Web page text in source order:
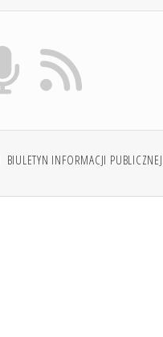
BIULETYN INFORMACJI PUBLICZNEJ